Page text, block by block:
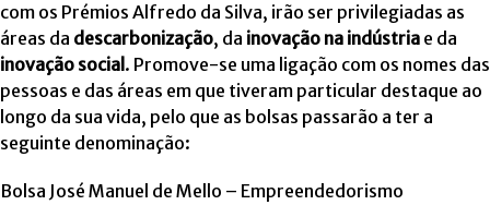
com os Prémios Alfredo da Silva, irão ser privilegiadas as
áreas da descarbonização, da inovação na indústria e da
inovação social . Promove-se uma ligação com os nomes das
pessoas e das áreas em que tiveram particular destaque ao
longo da sua vida, pelo que as bolsas passarão a ter a
seguinte denominação:
Bolsa José Manuel de Mello – Empreendedorismo